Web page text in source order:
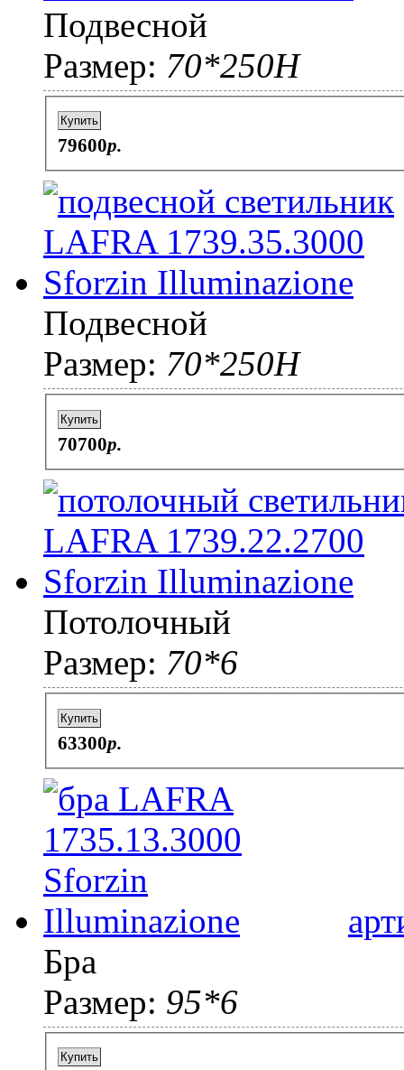
Подвесной
Размер: 70*250H
Купить
79600p.
Подвесной
Размер: 70*250H
Купить
70700p.
Потолочный
Размер: 70*6
Купить
63300p.
Бра
Размер: 95*6
Купить